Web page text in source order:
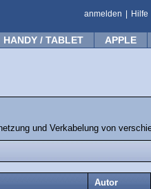
anmelden Hilfe
HANDY / TABLET APPLE
und Verkabelung von
Autor